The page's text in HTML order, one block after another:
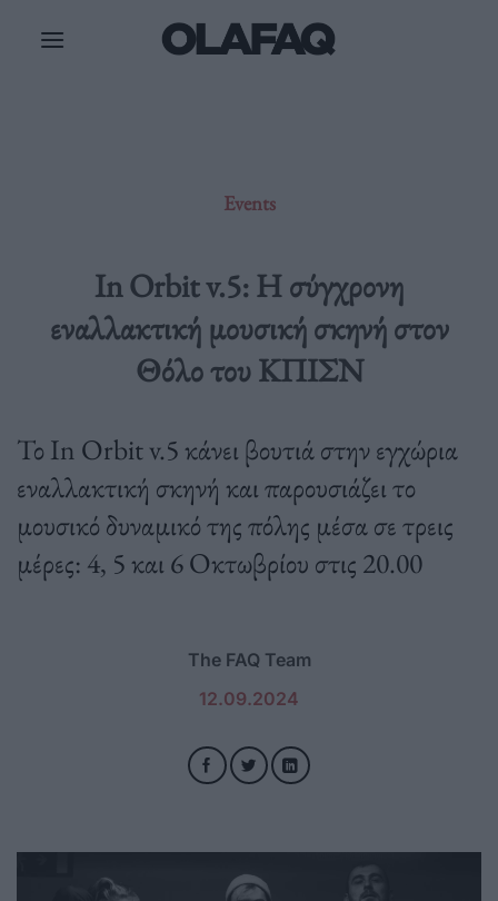
Events
In Orbit v.5: H σύγχρονη
εναλλακτική μουσική σκηνή στον
Θόλο του ΚΠΙΣΝ
Το In Orbit v.5 κάνει βουτιά στην εγχώρια
εναλλακτική σκηνή και παρουσιάζει το
μουσικό δυναμικό της πόλης μέσα σε τρεις
μέρες: 4, 5 και 6 Οκτωβρίου στις 20.00
The FAQ Team
12.09.2024